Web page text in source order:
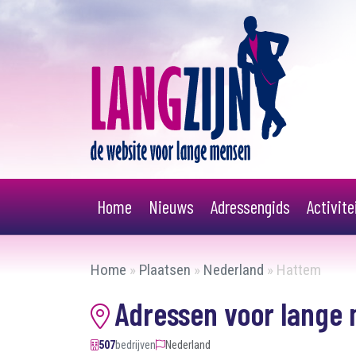
Home Nieuws Adressengids
Home » Plaatsen » Nederland » Hattem
Adressen voor
507bedrijven Nederland